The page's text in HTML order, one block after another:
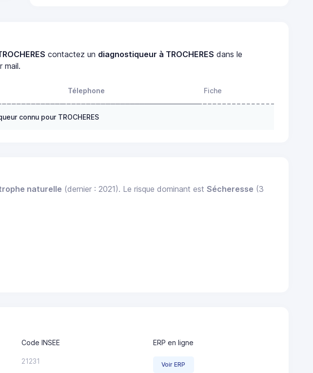
contactez un diagnostiqueur à TROCHERES dans le
mail.
Télephone Fiche
connu pour TROCHERES
naturelle (dernier : 2021). Le risque dominant estSécheresse (3
Code INSEE ERP en ligne
21231 Voir ERP